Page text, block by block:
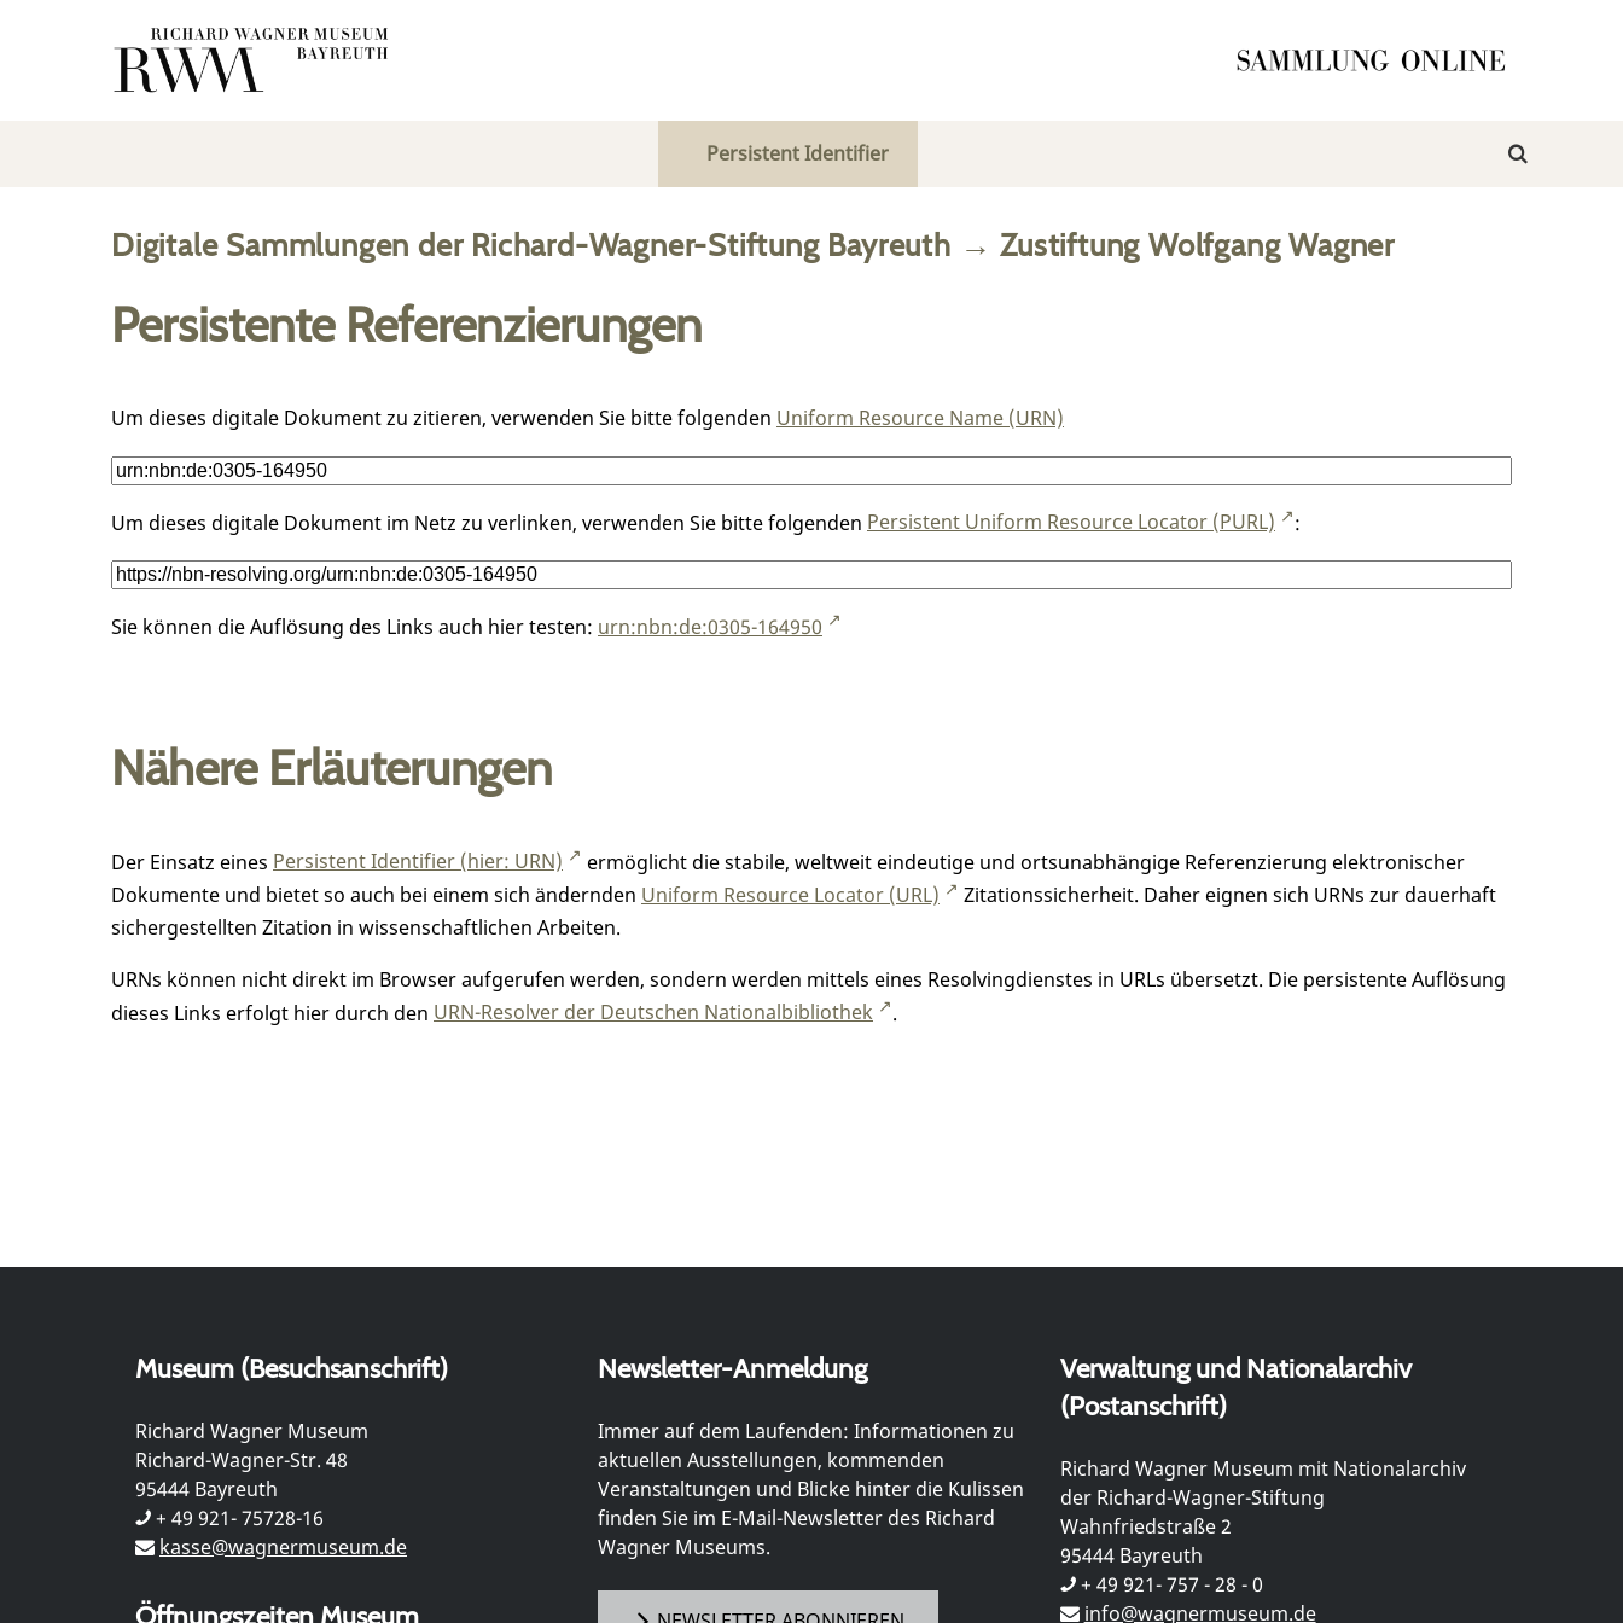
Persistent Identifier
Digitale Sammlungen der Richard-Wagner-Stiftung Bayreuth →Zustiftung Wolfgang Wagner
Persistente Referenzierungen
Um dieses digitale Dokument zu zitieren, verwenden Sie bitte folgenden Uniform Resource Name (URN)
Um dieses digitale Dokument im Netz zu verlinken, verwenden Sie bitte folgenden Persistent Uniform Resource Locator (PURL) :
Sie können die Auflösung des Links auch hier testen: urn:nbn:de:0305-164950
Nähere Erläuterungen
Der Einsatz eines Persistent Identifier (hier: URN)
ermöglicht die stabile, weltweit eindeutige und ortsunabhängige Referenzierung elektronischer
Dokumente und bietet so auch bei einem sich ändernden Uniform Resource Locator (URL)
Zitationssicherheit. Daher eignen sich URNs zur dauerhaft
sichergestellten Zitation in wissenschaftlichen Arbeiten.
URNs können nicht direkt im Browser aufgerufen werden, sondern werden mittels eines Resolvingdienstes in URLs übersetzt. Die persistente Auflösung
dieses Links erfolgt hier durch den URN-Resolver der Deutschen Nationalbibliothek .
Museum (Besuchsanschrift)
Richard Wagner Museum
Richard-Wagner-Str. 48
95444 Bayreuth
+ 49 921- 75728-16
kasse@wagnermuseum.de
Öffnungszeiten Museum
Newsletter-Anmeldung
Immer auf dem Laufenden: Informationen zu
aktuellen Ausstellungen, kommenden
Veranstaltungen und Blicke hinter die Kulissen
finden Sie im E-Mail-Newsletter des Richard
Wagner Museums.
Verwaltung und Nationalarchiv
(Postanschrift)
Richard Wagner Museum mit Nationalarchiv
der Richard-Wagner-Stiftung
Wahnfriedstraße 2
95444 Bayreuth
+ 49 921- 757 - 28 - 0
info@wagnermuseum.de